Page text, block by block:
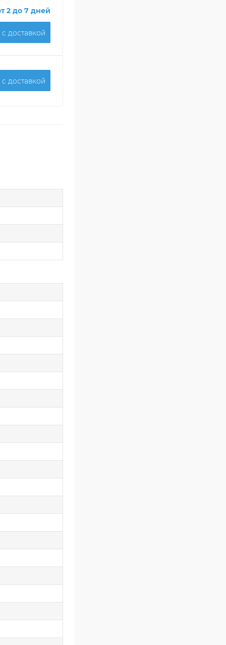
2 до 7 дней
доставкой
доставкой